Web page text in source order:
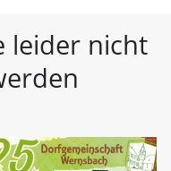
leider nicht